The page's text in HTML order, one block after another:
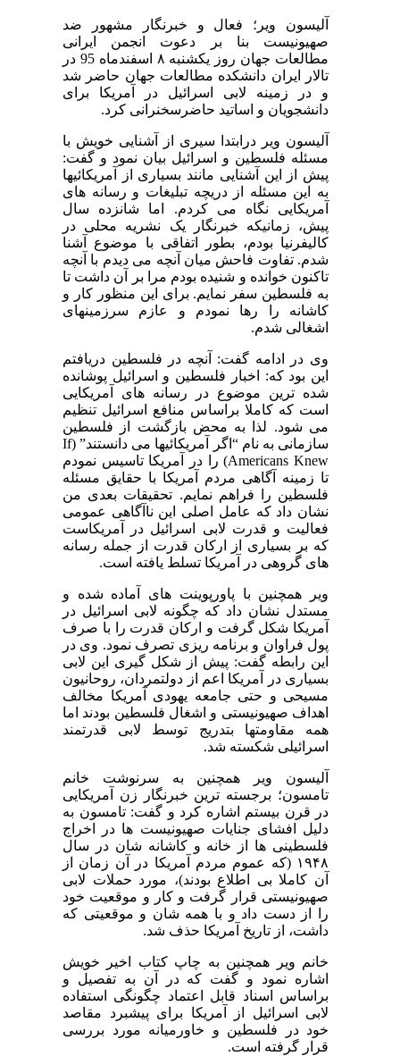
آلیسون ویر؛ فعال و خبرنگار مشهور ضد
صهیونیست بنا بر دعوت انجمن ایرانی
مطالعات جهان روز یکشنبه ۸ اسفندماه 95 در
تالار ایران دانشکده مطالعات جهان حاضر شد
و در زمینه لابی اسرائیل در آمریکا برای
دانشجویان و اساتید حاضرسخنرانی کرد.
آلیسون ویر درابتدا سیری از آشنایی خویش با
مسئله فلسطین و اسرائیل بیان نمود و گفت:
پیش از این آشنایی مانند بسیاری از آمریکائیها
به این مسئله از دریچه تبلیغات و رسانه های
آمریکایی نگاه می کردم. اما شانزده سال
پیش، زمانیکه خبرنگار یک نشریه محلی در
کالیفرنیا بودم، بطور اتفاقی با موضوع آشنا
شدم. تفاوت فاحش میان آنچه می دیدم با آنچه
تاکنون خوانده و شنیده بودم مرا بر آن داشت تا
به فلسطین سفر نمایم. برای این منظور کار و
کاشانه را رها نمودم و عازم سرزمینهای
اشغالی شدم.
وی در ادامه گفت: آنچه در فلسطین دریافتم
این بود که: اخبار فلسطین و اسرائیل پوشانده
شده ترین موضوع در رسانه های آمریکایی
است که کاملا براساس منافع اسرائیل تنظیم
می شود. لذا به محض بازگشت از فلسطین
سازمانی به نام “اگر آمریکائیها می دانستند” (If
Americans Knew) را در آمریکا تاسیس نمودم
تا زمینه آگاهی مردم آمریکا با حقایق مسئله
فلسطین را فراهم نمایم. تحقیقات بعدی من
نشان داد که عامل اصلی این ناآگاهی عمومی
فعالیت و قدرت لابی اسرائیل در آمریکاست
که بر بسیاری از ارکان قدرت از جمله رسانه
های گروهی در آمریکا تسلط یافته است.
ویر همچنین با پاورپوینت های آماده شده و
مستدل نشان داد که چگونه لابی اسرائیل در
آمریکا شکل گرفت و ارکان قدرت را با صرف
پول فراوان و برنامه ریزی تصرف نمود. وی در
این رابطه گفت: پیش از شکل گیری این لابی
بسیاری در آمریکا اعم از دولتمردان، روحانیون
مسیحی و حتی جامعه یهودی آمریکا مخالف
اهداف صهیونیستی و اشغال فلسطین بودند اما
همه مقاومتها بتدریج توسط لابی قدرتمند
اسرائیلی شکسته شد.
آلیسون ویر همچنین به سرنوشت خانم
تامسون؛ برجسته ترین خبرنگار زن آمریکایی
در قرن بیستم اشاره کرد و گفت: تامسون به
دلیل افشای جنایات صهیونیست ها در اخراج
فلسطینی ها از خانه و کاشانه شان در سال
۱۹۴۸ (که عموم مردم آمریکا در آن زمان از
آن کاملا بی اطلاع بودند)، مورد حملات لابی
صهیونیستی قرار گرفت و کار و موقعیت خود
را از دست داد و با همه شان و موقعیتی که
داشت، از تاریخ آمریکا حذف شد.
خانم ویر همچنین به چاپ کتاب اخیر خویش
اشاره نمود و گفت که در آن به تفصیل و
براساس اسناد قابل اعتماد چگونگی استفاده
لابی اسرائیل از آمریکا برای پیشبرد مقاصد
خود در فلسطین و خاورمیانه مورد بررسی
قرار گرفته است.